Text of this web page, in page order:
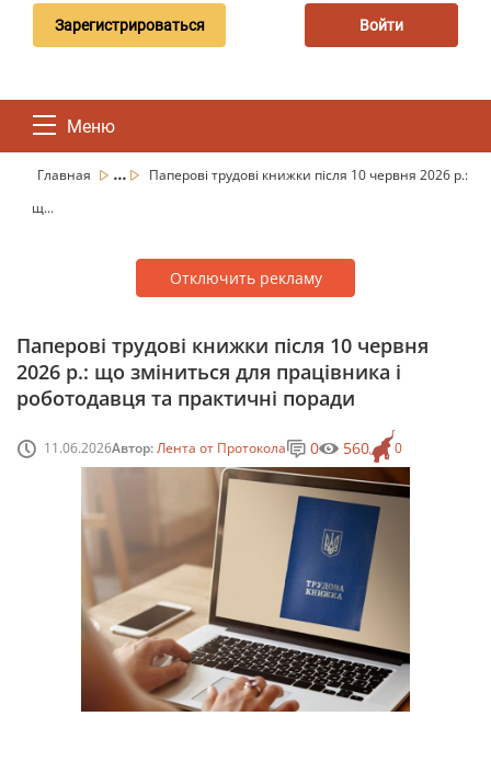
Зарегистрироваться Войти
Меню
Главная ...
Паперові трудові книжки після 10 червня 2026 р.:
щ...
Отключить рекламу
Паперові трудові книжки після 10 червня
2026 р.: що зміниться для працівника і
роботодавця та практичні поради
11.06.2026Автор:Лента от Протокола 0
0 560